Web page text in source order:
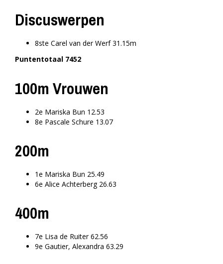
Discuswerpen
8ste Carel van der Werf 31.15m
Puntentotaal 7452
100m Vrouwen
2e Mariska Bun 12.53
8e Pascale Schure 13.07
200m
1e Mariska Bun 25.49
6e Alice Achterberg 26.63
400m
7e Lisa de Ruiter 62.56
9e Gautier, Alexandra 63.29